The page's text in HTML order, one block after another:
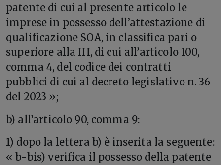
patente di cui al presente articolo le
imprese in possesso dell’attestazione di
qualificazione SOA, in classifica pari o
superiore alla III, di cui all’articolo 100,
comma 4, del codice dei contratti
pubblici di cui al decreto legislativo n. 36
del 2023 »;
b) all’articolo 90, comma 9:
1) dopo la lettera b) è inserita la seguente:
« b-bis) verifica il possesso della patente